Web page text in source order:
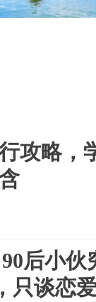
攻略，
90后小伙
只谈恋